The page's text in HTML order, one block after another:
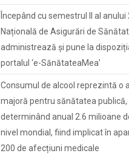
Începând cu semestrul II al anului
Națională de Asigurări de
administrează și pune la
portalul ‘e-SănătateaMea’
Consumul de alcool reprezintă o
majoră pentru sănătatea publică,
determinând anual 2.6 milioane
nivel mondial, fiind implicat în
200 de afecțiuni medicale